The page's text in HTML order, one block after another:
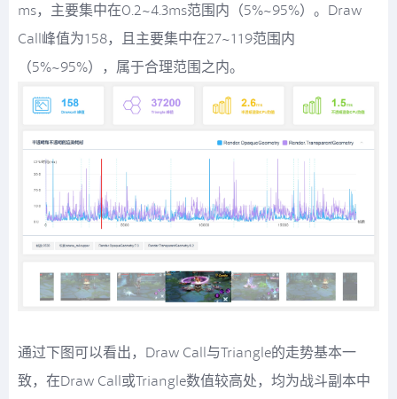
ms，主要集中在0.2~4.3ms范围内（5%~95%）。Draw
Call峰值为158，且主要集中在27~119范围内
（5%~95%），属于合理范围之内。
通过下图可以看出，Draw Call与Triangle的走势基本一
致，在Draw Call或Triangle数值较高处，均为战斗副本中